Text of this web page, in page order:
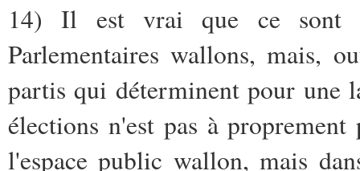
14) Il est vrai que ce sont
Parlementaires wallons, mais,
partis qui déterminent pour une
élections n'est pas à
l'espace public wallon, mais